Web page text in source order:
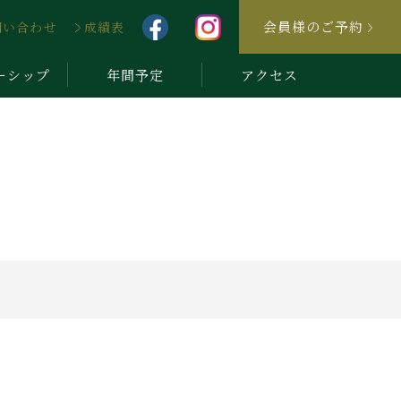
合わせ 成績表 会員様のご予約
シップ 年間予定 アクセス